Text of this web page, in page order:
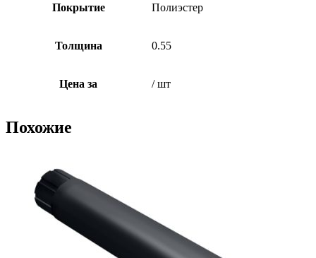
Покрытие Полиэстер
Толщина 0.55
Цена за / шт
Похожие